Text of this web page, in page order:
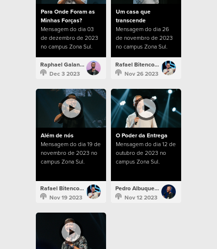
Para Onde Foram as
Minhas Forças?
Mensagem do dia 03
de dezembro de 2023
no campus Zona Sul.
Raphael Galante
Dec 3 2023
Um casa que
transcende
Mensagem do dia 26
de novembro de 2023
no campus Zona Sul.
Rafael Bitencourt
Nov 26 2023
Além de nós
Mensagem do dia 19 de
novembro de 2023 no
campus Zona Sul.
Rafael Bitencourt
Nov 19 2023
O Poder da Entrega
Mensagem do dia 12 de
outubro de 2023 no
campus Zona Sul.
Pedro Albuquerque
Nov 12 2023